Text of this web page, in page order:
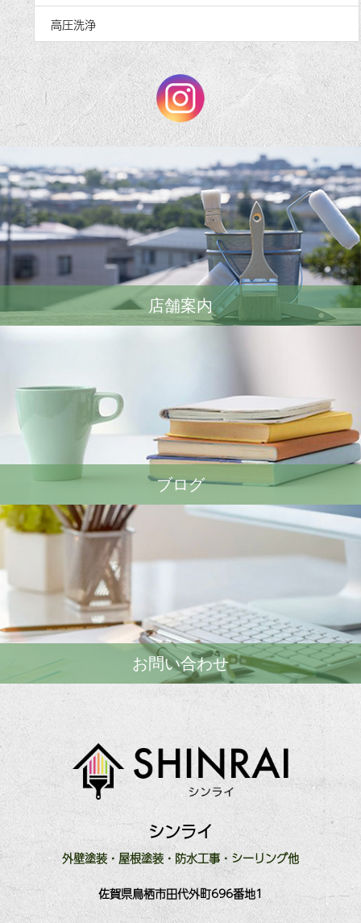
高圧洗浄
店舗案内
ブログ
お問い合わせ
シンライ
外壁塗装・屋根塗装・防水工事・シーリング他
佐賀県鳥栖市田代外町696番地1